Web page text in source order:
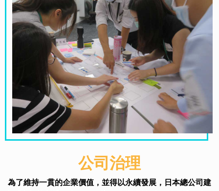
公司治理
為了維持一貫的企業價值，並得以永續發展，日本總公司建